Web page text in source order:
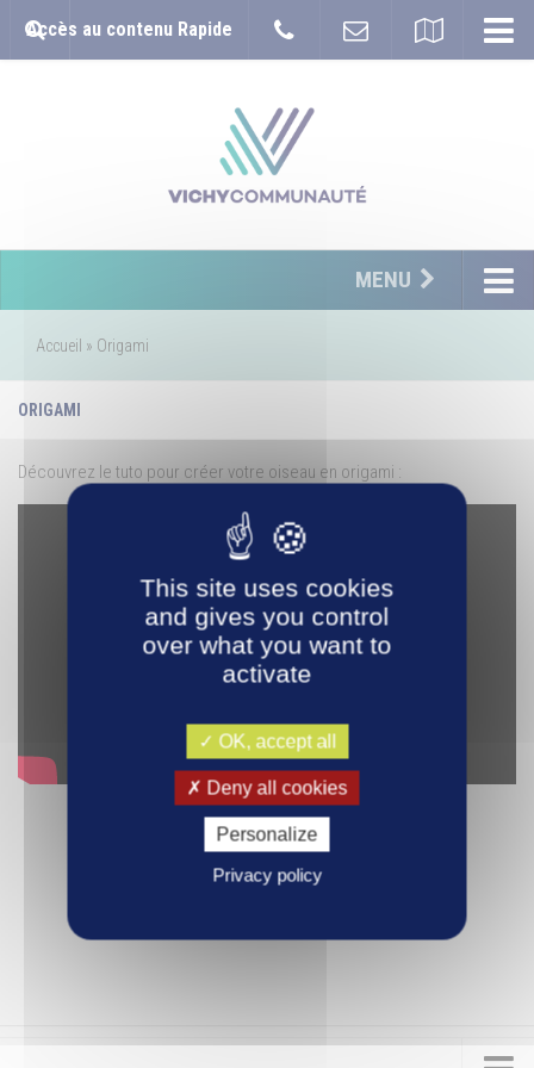
Accès au contenu Rapide
MENU
Accueil » Origami
ORIGAMI
Découvrez le tuto pour créer votre oiseau en origami :
This site uses cookies
and gives you control
over what you want to
activate
OK, accept all
Deny all cookies
Personalize
Privacy policy